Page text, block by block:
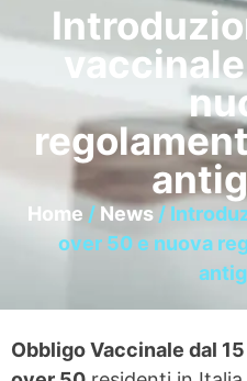
Home / News/
over 50 e nuova
Obbligo Vaccinale dal